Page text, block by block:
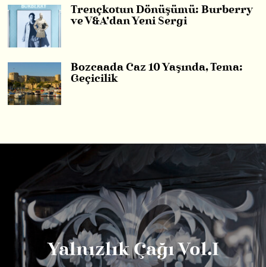
Trençkotun Dönüşümü: Burberry
ve V&A’dan Yeni Sergi
Bozcaada Caz 10 Yaşında, Tema:
Geçicilik
Yalnızlık Çağı Vol.I